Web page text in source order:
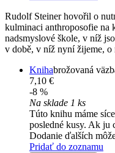
Rudolf Steiner hovořil o
kulminaci anthroposofie na
nadsmyslové škole, v níž
v době, v níž nyní žijeme, o
Knihabrožovaná
7,10 €
-8 %
Na sklade 1 ks
Túto knihu máme
posledné kusy. Ak ju
Dodanie ďalších
Pridať do zoznamu